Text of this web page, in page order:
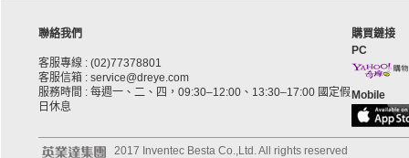
聯絡我們
客服專線 : (02)77378801
客服信箱 : service@dreye.com
服務時間 : 每週一、二、四，09:30–12:00、13:30–17:00 國定假
日休息
購買鏈接
PC
Mobile
2017 Inventec Besta Co.,Ltd. All rights reserved